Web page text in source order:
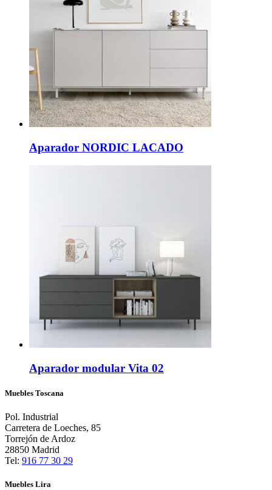
Aparador NORDIC LACADO
Aparador modular Vita 02
Muebles Toscana
Pol. Industrial
Carretera de Loeches, 85
Torrejón de Ardoz
28850 Madrid
Tel: 916 77 30 29
Muebles Lira